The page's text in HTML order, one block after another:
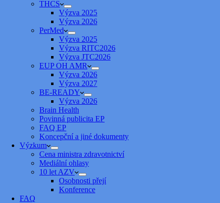
THCS
Výzva 2025
Výzva 2026
PerMed
Výzva 2025
Výzva RITC2026
Výzva JTC2026
EUP OH AMR
Výzva 2026
Výzva 2027
BE-READY
Výzva 2026
Brain Health
Povinná publicita EP
FAQ EP
Koncepční a jiné dokumenty
Výzkum
Cena ministra zdravotnictví
Mediální ohlasy
10 let AZV
Osobnosti přejí
Konference
FAQ